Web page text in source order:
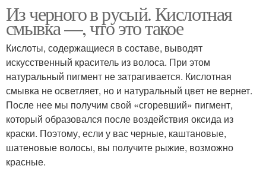
Из черного в русый. Кислотная
смывка —, что это такое
Кислоты, содержащиеся в составе, выводят
искусственный краситель из волоса. При этом
натуральный пигмент не затрагивается. Кислотная
смывка не осветляет, но и натуральный цвет не вернет.
После нее мы получим свой «сгоревший» пигмент,
который образовался после воздействия оксида из
краски. Поэтому, если у вас черные, каштановые,
шатеновые волосы, вы получите рыжие, возможно
красные.